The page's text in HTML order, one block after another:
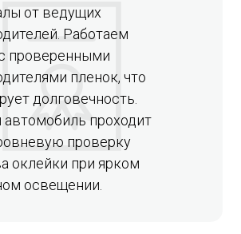
от ведущих
Работаем
проверенными
пленок, что
долговечность.
проходит
проверку
оклейки при ярком
освещении.